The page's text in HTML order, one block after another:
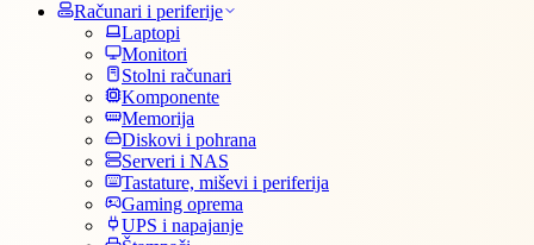
Računari i periferije
Laptopi
Monitori
Stolni računari
Komponente
Memorija
Diskovi i pohrana
Serveri i NAS
Tastature, miševi i periferija
Gaming oprema
UPS i napajanje